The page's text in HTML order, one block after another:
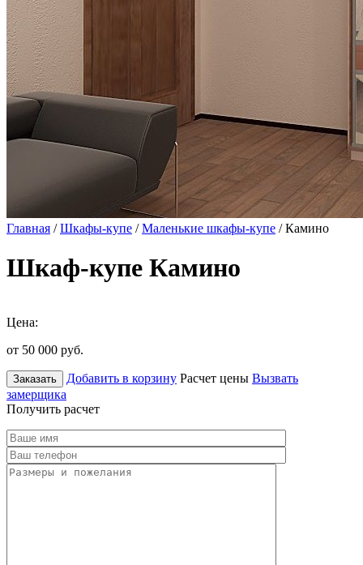
Главная /Шкафы-купе /Маленькие шкафы-купе / Камино
Шкаф-купе Камино
Цена:
от 50 000 руб.
Заказать Добавить в корзину Расчет цены Вызвать
замерщика
Получить расчет